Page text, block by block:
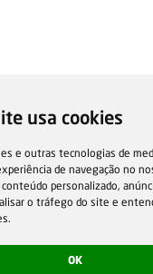
usa cookies
e outras tecnologias de
de navegação no
personalizado,
o tráfego do site e
OK
EN